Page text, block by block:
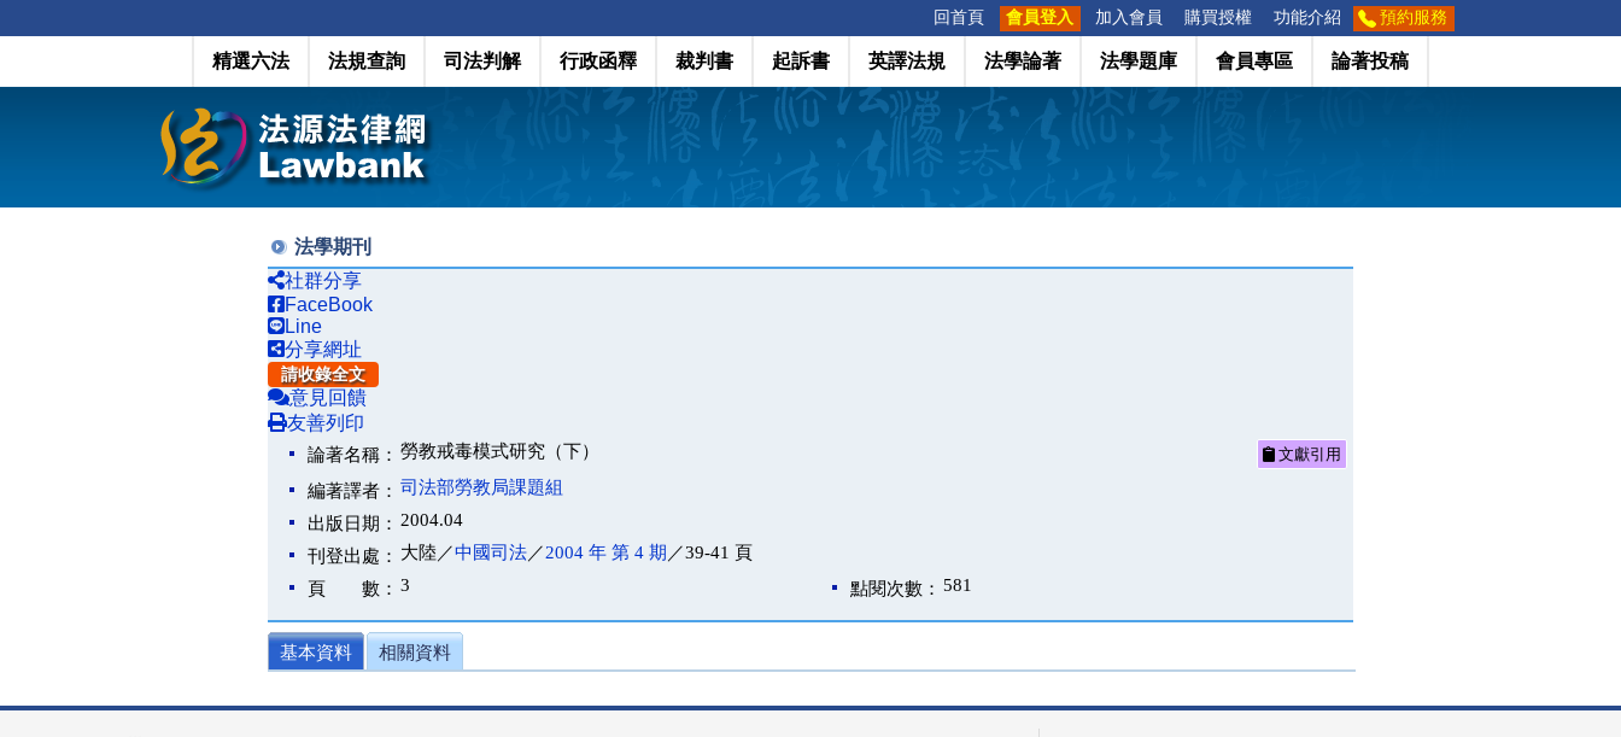
回首頁 會員登入 加入會員 購買授權 功能介紹 預約服務
精選六法 法規查詢 司法判解 行政函釋 裁判書 起訴書 英譯法規 法學論著 法學題庫 會員專區 論著投稿
法學期刊
社群分享
FaceBook
Line
分享網址
請收錄全文
意見回饋
友善列印
論著名稱： 勞教戒毒模式研究（下） 文獻引用
編著譯者： 司法部勞教局課題組
出版日期： 2004.04
刊登出處： 大陸／中國司法／2004 年 第 4 期 ／39-41 頁
頁 數： 3 點閱次數： 581
基本資料 相關資料